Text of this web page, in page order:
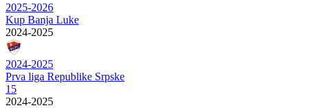
2025-2026
Kup Banja Luke
2024-2025
2024-2025
Prva liga Republike Srpske
15
2024-2025